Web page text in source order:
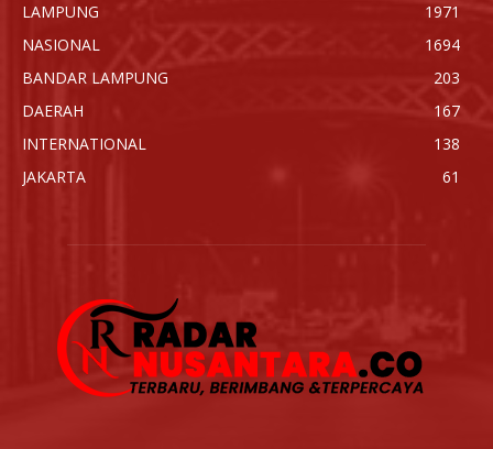
LAMPUNG
1971
NASIONAL
1694
BANDAR LAMPUNG
203
DAERAH
167
INTERNATIONAL
138
JAKARTA
61